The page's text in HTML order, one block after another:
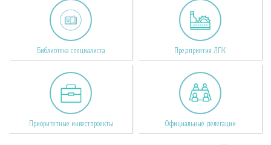
Библиотека специалиста Предприятия ЛПК
Приоритетные инвестпроекты Официальные делегации